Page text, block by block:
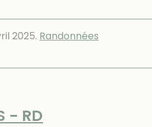
2025. Randonnées
- RD